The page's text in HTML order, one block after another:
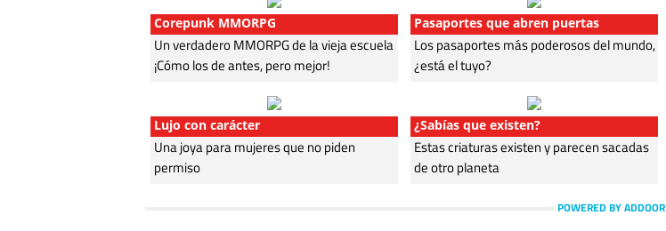
Corepunk MMORPG
Un verdadero MMORPG de la vieja escuela
¡Cómo los de antes, pero mejor!
Pasaportes que abren puertas
Los pasaportes más poderosos del mundo,
¿está el tuyo?
Lujo con carácter
Una joya para mujeres que no piden
permiso
¿Sabías que existen?
Estas criaturas existen y parecen sacadas
de otro planeta
POWERED BY ADDOOR